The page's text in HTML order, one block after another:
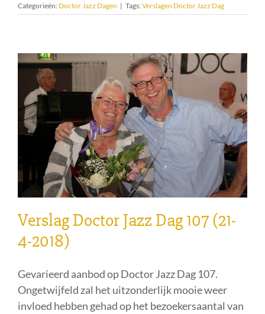
Categorieën: Doctor Jazz Dagen | Tags:Verslagen Doctor Jazz Dag
Verslag Doctor Jazz Dag 107 (21-
4-2018)
Gevarieerd aanbod op Doctor Jazz Dag 107.
Ongetwijfeld zal het uitzonderlijk mooie weer
invloed hebben gehad op het bezoekersaantal van